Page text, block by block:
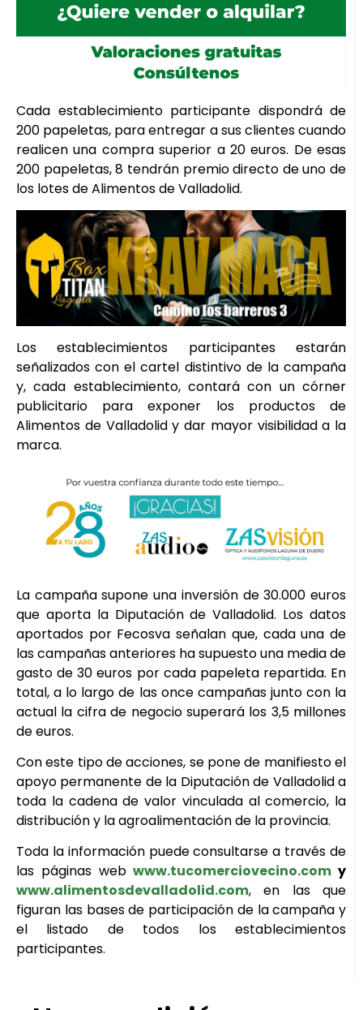
Cada establecimiento participante dispondrá de
200 papeletas, para entregar a sus clientes cuando
realicen una compra superior a 20 euros. De esas
200 papeletas, 8 tendrán premio directo de uno de
los lotes de Alimentos de Valladolid.
Los establecimientos participantes estarán
señalizados con el cartel distintivo de la campaña
y, cada establecimiento, contará con un córner
publicitario para exponer los productos de
Alimentos de Valladolid y dar mayor visibilidad a la
marca.
La campaña supone una inversión de 30.000 euros
que aporta la Diputación de Valladolid. Los datos
aportados por Fecosva señalan que, cada una de
las campañas anteriores ha supuesto una media de
gasto de 30 euros por cada papeleta repartida. En
total, a lo largo de las once campañas junto con la
actual la cifra de negocio superará los 3,5 millones
de euros.
Con este tipo de acciones, se pone de manifiesto el
apoyo permanente de la Diputación de Valladolid a
toda la cadena de valor vinculada al comercio, la
distribución y la agroalimentación de la provincia.
Toda la información puede consultarse a través de
las páginas web www.tucomerciovecino.com y
www.alimentosdevalladolid.com, en las que
figuran las bases de participación de la campaña y
el listado de todos los establecimientos
participantes.